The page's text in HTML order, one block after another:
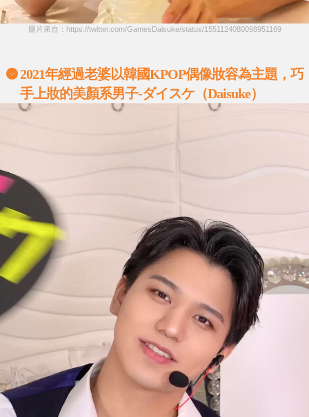
圖片來自：https://twitter.com/GamesDaisuke/status/1551124080098951169
2021年經過老婆以韓國KPOP偶像妝容為主題，巧
手上妝的美顏系男子-ダイスケ（Daisuke）